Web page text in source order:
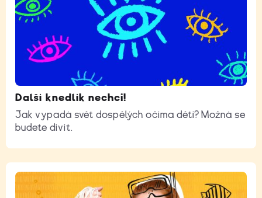
Další knedlík nechci!
Jak vypadá svět dospělých očima dětí? Možná se
budete divit.